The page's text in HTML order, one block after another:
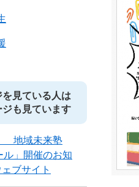
を見ている人は
ジも見ています
地域未来塾
ル」開催のお知
ブサイト